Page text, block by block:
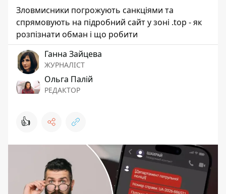
Зловмисники погрожують санкціями та
спрямовують на підробний сайт у зоні .top - як
розпізнати обман і що робити
Ганна Зайцева
ЖУРНАЛІСТ
Ольга Палій
РЕДАКТОР
👍